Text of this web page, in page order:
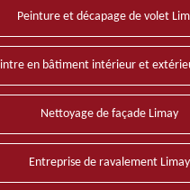
Peinture et décapage de volet
en bâtiment intérieur et
Nettoyage de façade Limay
Entreprise de ravalement Limay